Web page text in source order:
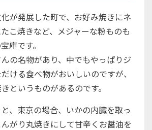
が発展した町で、お好み焼きにネ
こ焼きなど、メジャーな粉ものも
庫です。
の名物があり、中でもやっぱりジ
ける食べ物がおいしいのですが、
というものがあるのです。
、東京の場合、いかの内臓を取っ
がり丸焼きにして甘辛くお醤油を